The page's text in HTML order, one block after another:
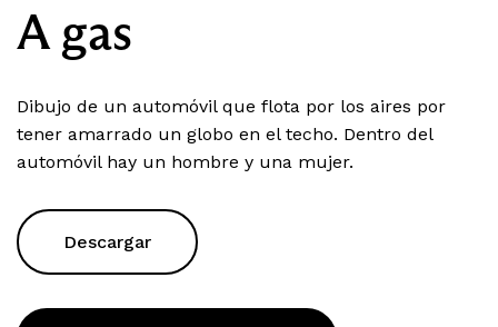
A gas
Dibujo de un automóvil que flota por los aires por
tener amarrado un globo en el techo. Dentro del
automóvil hay un hombre y una mujer.
Descargar